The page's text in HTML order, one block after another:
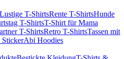
Lustige T-ShirtsRente T-ShirtsHunde
T-ShirtsT-Shirt für Mama
T-ShirtsRetro T-ShirtsTassen mit
StickerAbi Hoodies